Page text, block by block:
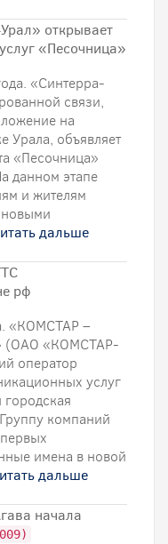
открывает
«Песочница»
«Синтерра-
связи,
на
Урала, объявляет
«Песочница»
этапе
и жителям
новыми
дальше
рф
«КОМСТАР –
(ОАО «КОМСТАР-
оператор
услуг
компаний
имена в новой
дальше
начала